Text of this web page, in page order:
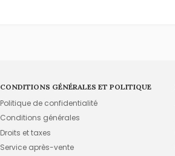
CONDITIONS GÉNÉRALES ET POLITIQUE
Politique de confidentialité
Conditions générales
Droits et taxes
Service après-vente